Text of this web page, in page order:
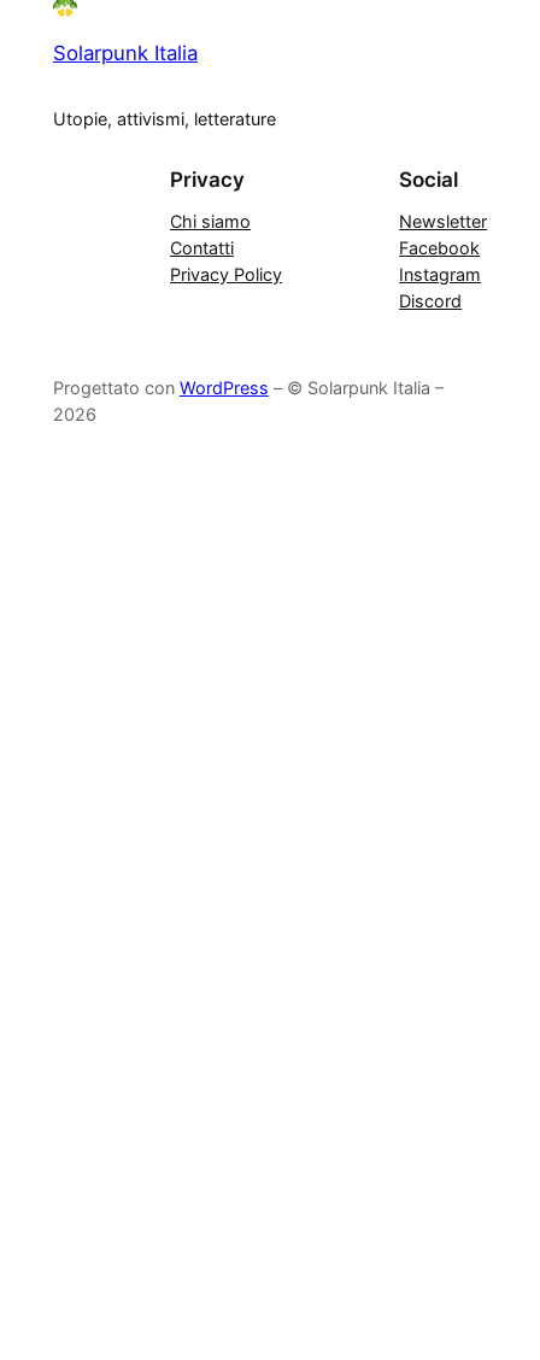
Solarpunk Italia
Utopie, attivismi, letterature
Privacy
Chi siamo
Contatti
Privacy Policy
Social
Newsletter
Facebook
Instagram
Discord
Progettato con WordPress – © Solarpunk Italia –
2026